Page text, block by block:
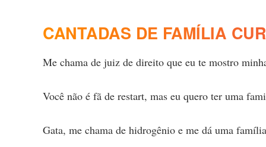
CANTADAS DE FAMÍLIA
Me chama de juiz de direito que eu te mostro
Você não é fã de restart, mas eu quero ter uma
Gata, me chama de hidrogênio e me dá uma família